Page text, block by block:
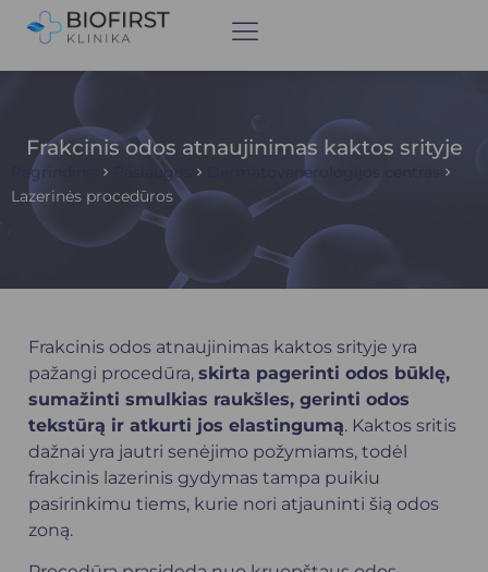
Frakcinis odos atnaujinimas kaktos srityje
Pagrindinis Paslaugos
Dermatovenerologijos centras
Lazerinės procedūros
Frakcinis odos atnaujinimas kaktos srityje yra
pažangi procedūra, skirta pagerinti odos būklę,
sumažinti smulkias raukšles, gerinti odos
tekstūrą ir atkurti jos elastingumą. Kaktos sritis
dažnai yra jautri senėjimo požymiams, todėl
frakcinis lazerinis gydymas tampa puikiu
pasirinkimu tiems, kurie nori atjauninti šią odos
zoną.